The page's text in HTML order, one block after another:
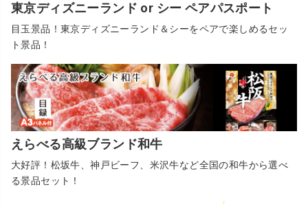
東京ディズニーランド or シー ペアパスポート
目玉景品！東京ディズニーランド＆シーをペアで楽しめるセッ
ト景品！
えらべる高級ブランド和牛
大好評！松坂牛、神戸ビーフ、米沢牛など全国の和牛から選べ
る景品セット！